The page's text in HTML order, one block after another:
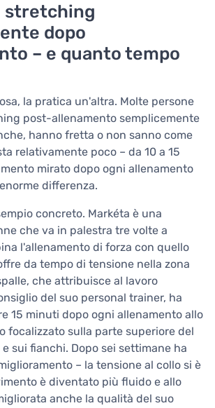
stretching
dopo
– e quanto tempo
la pratica un'altra. Molte persone
post-allenamento semplicemente
hanno fretta o non sanno come
relativamente poco – da 10 a 15
mirato dopo ogni allenamento
differenza.
concreto. Markéta è una
che va in palestra tre volte a
l'allenamento di forza con quello
da tempo di tensione nella zona
che attribuisce al lavoro
del suo personal trainer, ha
15 minuti dopo ogni allenamento allo
focalizzato sulla parte superiore del
sui fianchi. Dopo sei settimane ha
– la tensione al collo si è
è diventato più fluido e allo
anche la qualità del suo